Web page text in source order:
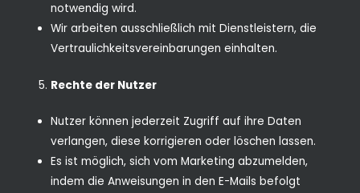
notwendig wird.
Wir arbeiten ausschließlich mit Dienstleistern, die
Vertraulichkeitsvereinbarungen einhalten.
Rechte der Nutzer
Nutzer können jederzeit Zugriff auf ihre Daten
verlangen, diese korrigieren oder löschen lassen.
Es ist möglich, sich vom Marketing abzumelden,
indem die Anweisungen in den E-Mails befolgt